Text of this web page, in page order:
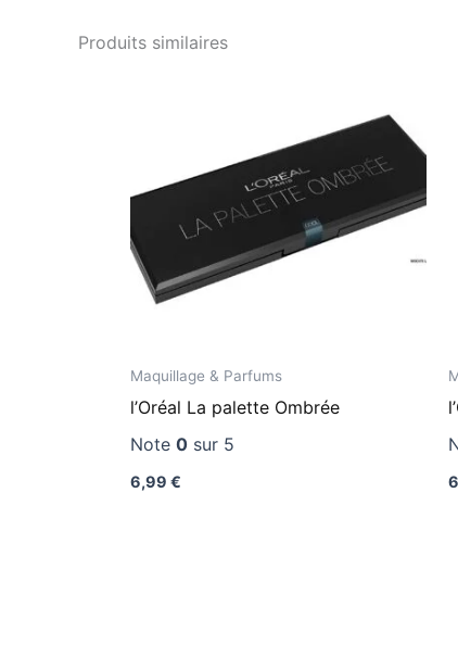
Produits similaires
Maquillage & Parfums
l’Oréal La palette Ombrée
Note 0 sur 5
6,99 €